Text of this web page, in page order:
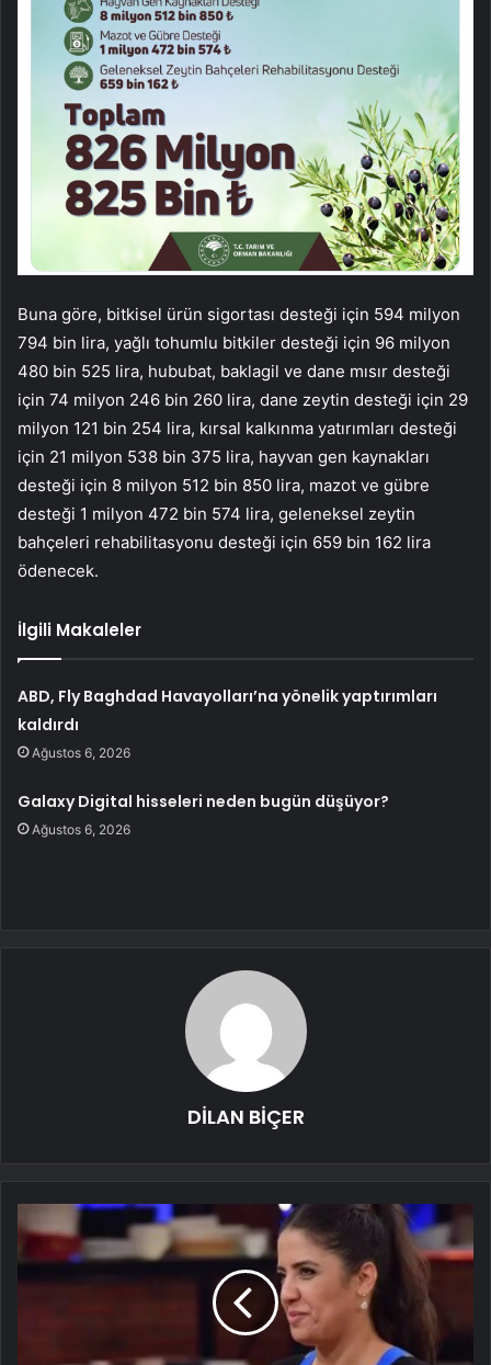
Buna göre, bitkisel ürün sigortası desteği için 594 milyon
794 bin lira, yağlı tohumlu bitkiler desteği için 96 milyon
480 bin 525 lira, hububat, baklagil ve dane mısır desteği
için 74 milyon 246 bin 260 lira, dane zeytin desteği için 29
milyon 121 bin 254 lira, kırsal kalkınma yatırımları desteği
için 21 milyon 538 bin 375 lira, hayvan gen kaynakları
desteği için 8 milyon 512 bin 850 lira, mazot ve gübre
desteği 1 milyon 472 bin 574 lira, geleneksel zeytin
bahçeleri rehabilitasyonu desteği için 659 bin 162 lira
ödenecek.
İlgili Makaleler
ABD, Fly Baghdad Havayolları’na yönelik yaptırımları
kaldırdı
Ağustos 6, 2026
Galaxy Digital hisseleri neden bugün düşüyor?
Ağustos 6, 2026
DİLAN BİÇER